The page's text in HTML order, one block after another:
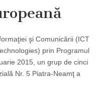
şi Comunicării (ICT
prin Programul
2015, un grup de cinci
Nr. 5 Piatra-Neamţ a